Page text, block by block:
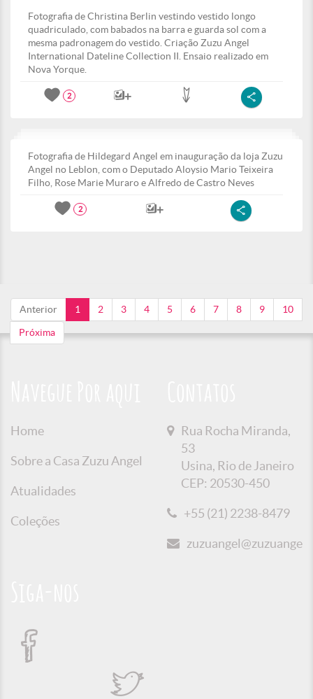
Fotografia de Christina Berlin vestindo vestido longo
quadriculado, com babados na barra e guarda sol com a
mesma padronagem do vestido. Criação Zuzu Angel
International Dateline Collection II. Ensaio realizado em
Nova Yorque.
2
Fotografia de Hildegard Angel em inauguração da loja Zuzu
Angel no Leblon, com o Deputado Aloysio Mario Teixeira
Filho, Rose Marie Muraro e Alfredo de Castro Neves
2
Anterior 1 2 3 4 5 6 7 8 9 10
Próxima
Home
Sobre a Casa Zuzu Angel
Atualidades
Coleções
Rua Rocha Miranda,
53
Usina, Rio de Janeiro
CEP: 20530-450
+55 (21) 2238-8479